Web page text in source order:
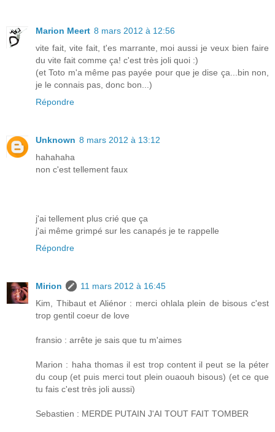
Marion Meert 8 mars 2012 à 12:56
vite fait, vite fait, t'es marrante, moi aussi je veux bien faire
du vite fait comme ça! c'est très joli quoi :)
(et Toto m'a même pas payée pour que je dise ça...bin non,
je le connais pas, donc bon...)
Répondre
Unknown 8 mars 2012 à 13:12
hahahaha
non c'est tellement faux
j'ai tellement plus crié que ça
j'ai même grimpé sur les canapés je te rappelle
Répondre
Mirion
11 mars 2012 à 16:45
Kim, Thibaut et Aliénor : merci ohlala plein de bisous c'est
trop gentil coeur de love
fransio : arrête je sais que tu m'aimes
Marion : haha thomas il est trop content il peut se la péter
du coup (et puis merci tout plein ouaouh bisous) (et ce que
tu fais c'est très joli aussi)
Sebastien : MERDE PUTAIN J'AI TOUT FAIT TOMBER